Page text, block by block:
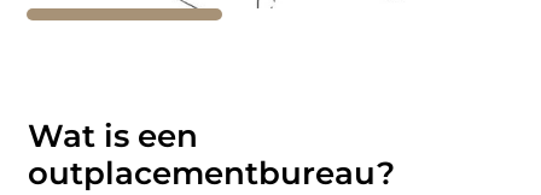
Wat is een
outplacementbureau?